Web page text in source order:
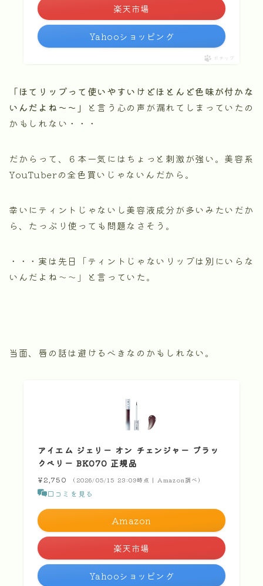
楽天市場
Yahooショッピング
ポチップ
「ほてリップって使いやすいけどほとんど色味が付かな
いんだよね～～」
と言う心の声が漏れてしまっていたの
かもしれない・・・
だからって、６本一気にはちょっと刺激が強い。美容系
YouTuberの全色買いじゃないんだから。
幸いにティントじゃないし美容液成分が多いみたいだか
ら、たっぷり使っても問題なさそう。
・・・実は先日「ティントじゃないリップは別にいらな
いんだよね～～」と言っていた。
当面、唇の話は避けるべきなのかもしれない。
アイエム ジェリー オン チェンジャー ブラッ
クベリー BK070 正規品
¥2,750 （2026/05/15 23:09時点 | Amazon調べ）
口コミを見る
Amazon
楽天市場
Yahooショッピング